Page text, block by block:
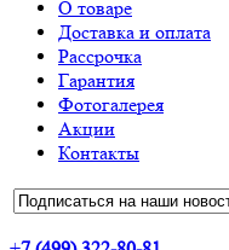
О товаре
Доставка и оплата
Рассрочка
Гарантия
Фотогалерея
Акции
Контакты